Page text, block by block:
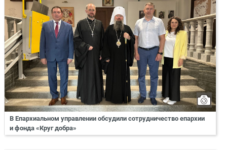
В Епархиальном управлении обсудили сотрудничество епархии
и фонда «Круг добра»